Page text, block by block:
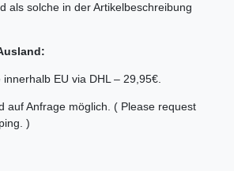
als solche in der Artikelbeschreibung
EU via DHL – 29,95€.
auf Anfrage möglich. ( Please request
)